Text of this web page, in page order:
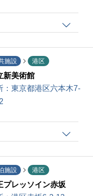
施設 港区
新美術館
東京都港区六本木7-
施設 港区
プレッソイン赤坂